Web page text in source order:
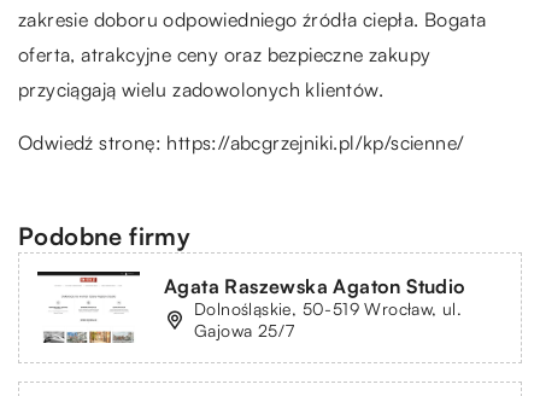
zakresie doboru odpowiedniego źródła ciepła. Bogata
oferta, atrakcyjne ceny oraz bezpieczne zakupy
przyciągają wielu zadowolonych klientów.
Odwiedź stronę: https://abcgrzejniki.pl/kp/scienne/
Podobne firmy
Agata Raszewska Agaton Studio
Dolnośląskie, 50-519 Wrocław, ul.
Gajowa 25/7